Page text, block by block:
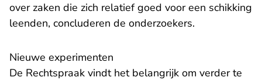
over zaken die zich relatief goed voor een schikking
leenden, concluderen de onderzoekers.
Nieuwe experimenten
De Rechtspraak vindt het belangrijk om verder te